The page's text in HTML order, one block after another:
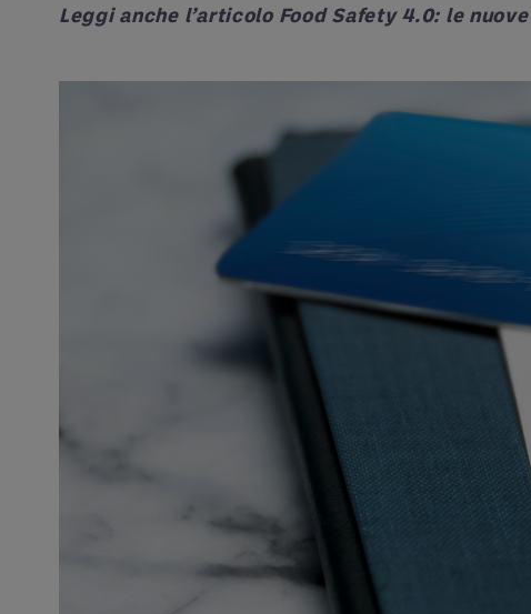
Leggi anche l’articolo Food Safety 4.0: le